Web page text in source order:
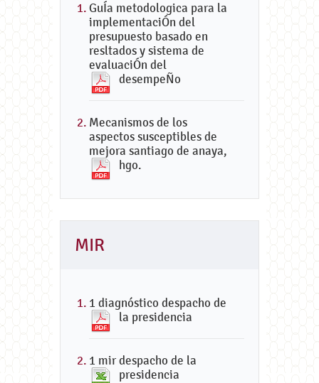
GuÍa metodologica para la
implementaciÓn del
presupuesto basado en
resltados y sistema de
evaluaciÓn del
desempeÑo
Mecanismos de los
aspectos susceptibles de
mejora santiago de anaya,
hgo.
MIR
1 diagnóstico despacho de
la presidencia
1 mir despacho de la
presidencia